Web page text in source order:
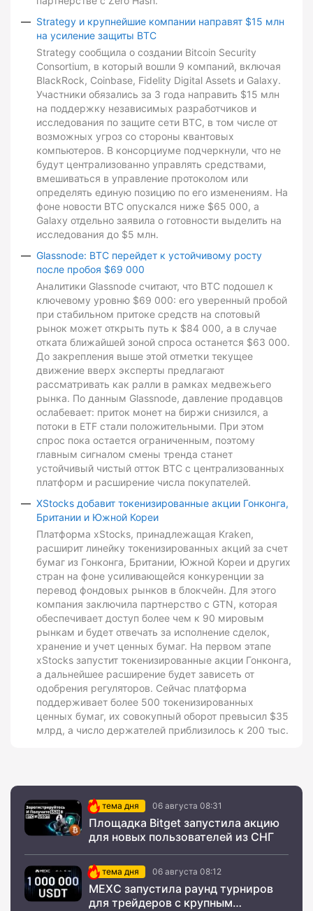
Strategy и крупнейшие компании направят $15 млн
на усиление защиты BTC
Strategy сообщила о создании Bitcoin Security
Consortium, в который вошли 9 компаний, включая
BlackRock, Coinbase, Fidelity Digital Assets и Galaxy.
Участники обязались за 3 года направить $15 млн
на поддержку независимых разработчиков и
исследования по защите сети BTC, в том числе от
возможных угроз со стороны квантовых
компьютеров. В консорциуме подчеркнули, что не
будут централизованно управлять средствами,
вмешиваться в управление протоколом или
определять единую позицию по его изменениям. На
фоне новости BTC опускался ниже $65 000, а
Galaxy отдельно заявила о готовности выделить на
исследования до $5 млн.
Glassnode: BTC перейдет к устойчивому росту
после пробоя $69 000
Аналитики Glassnode считают, что BTC подошел к
ключевому уровню $69 000: его уверенный пробой
при стабильном притоке средств на спотовый
рынок может открыть путь к $84 000, а в случае
отката ближайшей зоной спроса останется $63 000.
До закрепления выше этой отметки текущее
движение вверх эксперты предлагают
рассматривать как ралли в рамках медвежьего
рынка. По данным Glassnode, давление продавцов
ослабевает: приток монет на биржи снизился, а
потоки в ETF стали положительными. При этом
спрос пока остается ограниченным, поэтому
главным сигналом смены тренда станет
устойчивый чистый отток BTC с централизованных
платформ и расширение числа покупателей.
XStocks добавит токенизированные акции Гонконга,
Британии и Южной Кореи
Платформа xStocks, принадлежащая Kraken,
расширит линейку токенизированных акций за счет
бумаг из Гонконга, Британии, Южной Кореи и других
стран на фоне усиливающейся конкуренции за
перевод фондовых рынков в блокчейн. Для этого
компания заключила партнерство с GTN, которая
обеспечивает доступ более чем к 90 мировым
рынкам и будет отвечать за исполнение сделок,
хранение и учет ценных бумаг. На первом этапе
xStocks запустит токенизированные акции Гонконга,
а дальнейшее расширение будет зависеть от
одобрения регуляторов. Сейчас платформа
поддерживает более 500 токенизированных
ценных бумаг, их совокупный оборот превысил $35
млрд, а число держателей приблизилось к 200 тыс.
тема дня 06 августа 08:31
Площадка Bitget запустила акцию
для новых пользователей из СНГ
тема дня 06 августа 08:12
MEXC запустила раунд турниров
для трейдеров с крупным